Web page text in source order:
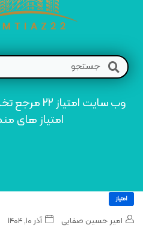
وب سایت
امتیاز های
امتیاز
امیر حسین صفایی آذر ۱۰, ۱۴۰۴